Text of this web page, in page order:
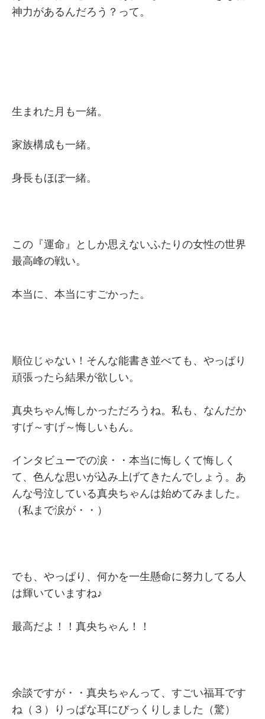
神力があるんだろう？って。
生まれた月も一緒。
家族構成も一緒。
身長もほぼ一緒。
この『運命』としか思えないふたりの女性の世界
最高峰の戦い。
本当に、本当にすごかった。
順位じゃない！そんな能書き並べても、やっぱり
頑張ったら結果が欲しい。
真央ちゃん悔しかっただろうね。私も、なんだか
すげ～すげ～悔しいもん。
インタビューでの涙・・本当に悔しくて悔しく
て、色んな思いが込み上げてきたんでしょう。あ
んな号泣している真央ちゃんは始めてみました。
（私まで涙が・・）
でも、やっぱり、何かを一生懸命に努力してる人
は輝いていますね♪
最高だよ！！真央ちゃん！！
余談ですが・・真央ちゃんって、すごい福耳です
ね（３）りっぱな耳にびっくりしました（驚）